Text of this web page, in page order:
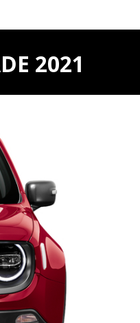
2021